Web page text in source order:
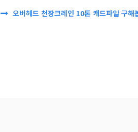
오버헤드 천장크레인 10톤 캐드파일 구해